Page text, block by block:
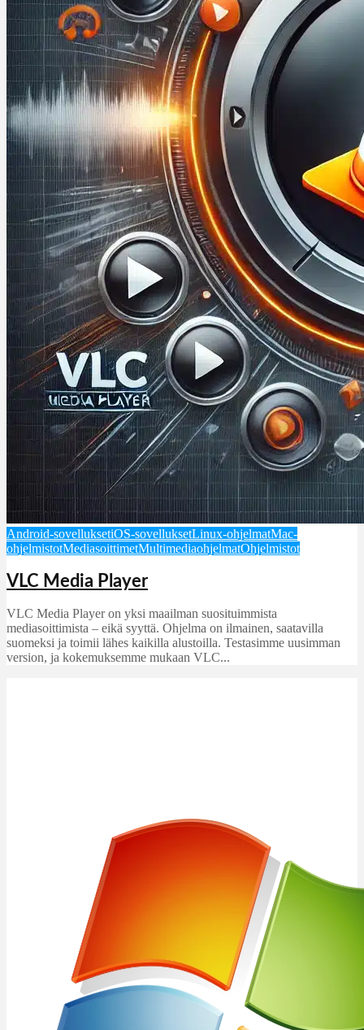
Android-sovelluksetiOS-sovelluksetLinux-ohjelmatMac-
ohjelmistotMediasoittimetMultimediaohjelmatOhjelmistot
VLC Media Player
VLC Media Player on yksi maailman suosituimmista
mediasoittimista – eikä syyttä. Ohjelma on ilmainen, saatavilla
suomeksi ja toimii lähes kaikilla alustoilla. Testasimme uusimman
version, ja kokemuksemme mukaan VLC...